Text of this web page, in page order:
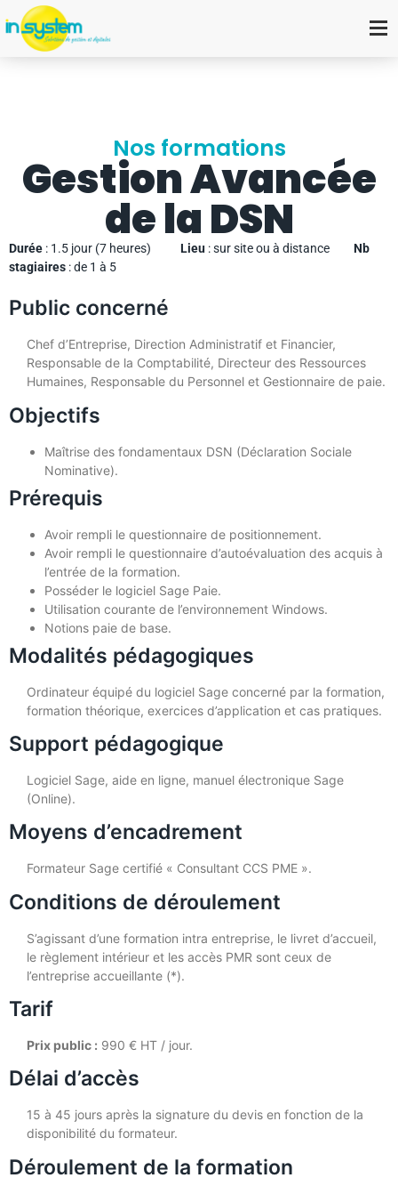
Nos formations
Gestion Avancée
de la DSN
Durée : 1.5 jour (7 heures) Lieu : sur site ou à distance Nb
stagiaires : de 1 à 5
Public concerné
Chef d’Entreprise, Direction Administratif et Financier,
Responsable de la Comptabilité, Directeur des Ressources
Humaines, Responsable du Personnel et Gestionnaire de paie.
Objectifs
Maîtrise des fondamentaux DSN (Déclaration Sociale
Nominative).
Prérequis
Avoir rempli le questionnaire de positionnement.
Avoir rempli le questionnaire d’autoévaluation des acquis à
l’entrée de la formation.
Posséder le logiciel Sage Paie.
Utilisation courante de l’environnement Windows.
Notions paie de base.
Modalités pédagogiques
Ordinateur équipé du logiciel Sage concerné par la formation,
formation théorique, exercices d’application et cas pratiques.
Support pédagogique
Logiciel Sage, aide en ligne, manuel électronique Sage
(Online).
Moyens d’encadrement
Formateur Sage certifié « Consultant CCS PME ».
Conditions de déroulement
S’agissant d’une formation intra entreprise, le livret d’accueil,
le règlement intérieur et les accès PMR sont ceux de
l’entreprise accueillante (*).
Tarif
Prix public : 990 € HT / jour.
Délai d’accès
15 à 45 jours après la signature du devis en fonction de la
disponibilité du formateur.
Déroulement de la formation